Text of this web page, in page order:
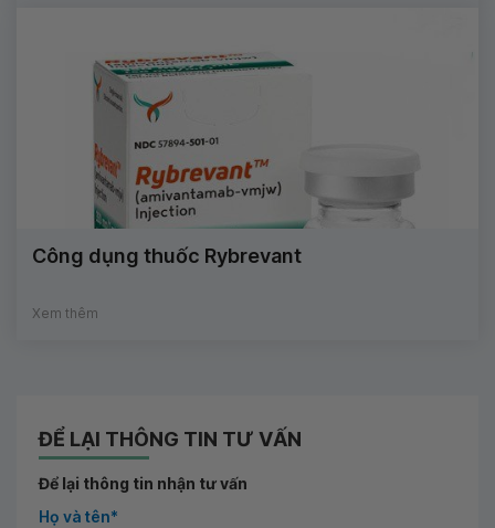
Công dụng thuốc Rybrevant
Xem thêm
ĐỂ LẠI THÔNG TIN TƯ VẤN
Để lại thông tin nhận tư vấn
Họ và tên*